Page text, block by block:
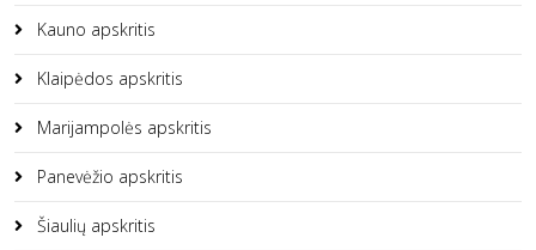
Kauno apskritis
Klaipėdos apskritis
Marijampolės apskritis
Panevėžio apskritis
Šiaulių apskritis